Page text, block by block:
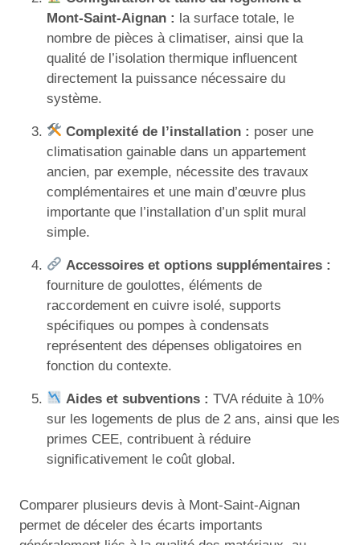
Mont-Saint-Aignan : la surface totale, le
nombre de pièces à climatiser, ainsi que la
qualité de l’isolation thermique influencent
directement la puissance nécessaire du
système.
Complexité de l’installation : poser une
climatisation gainable dans un appartement
ancien, par exemple, nécessite des travaux
complémentaires et une main d’œuvre plus
importante que l’installation d’un split mural
simple.
Accessoires et options supplémentaires :
fourniture de goulottes, éléments de
raccordement en cuivre isolé, supports
spécifiques ou pompes à condensats
représentent des dépenses obligatoires en
fonction du contexte.
Aides et subventions : TVA réduite à 10%
sur les logements de plus de 2 ans, ainsi que les
primes CEE, contribuent à réduire
significativement le coût global.
Comparer plusieurs devis à Mont-Saint-Aignan
permet de déceler des écarts importants